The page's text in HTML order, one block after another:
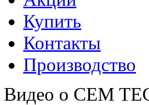
Купить
Контакты
Производство
Видео о CEM